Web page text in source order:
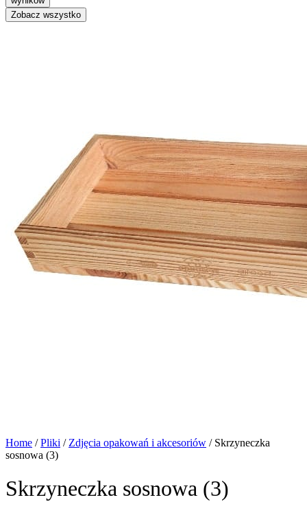
Zobacz wszystko
Home /Pliki / Zdjęcia opakowań i akcesoriów / Skrzyneczka
sosnowa (3)
Skrzyneczka sosnowa (3)